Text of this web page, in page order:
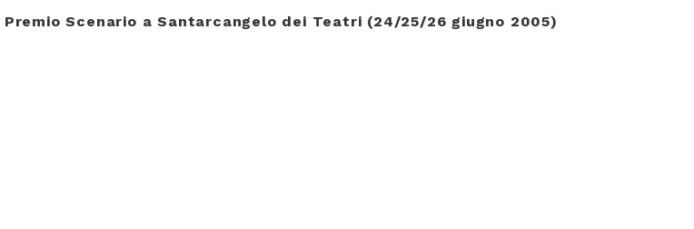
Scenario a Santarcangelo dei Teatri (24/25/26 giugno 2005)